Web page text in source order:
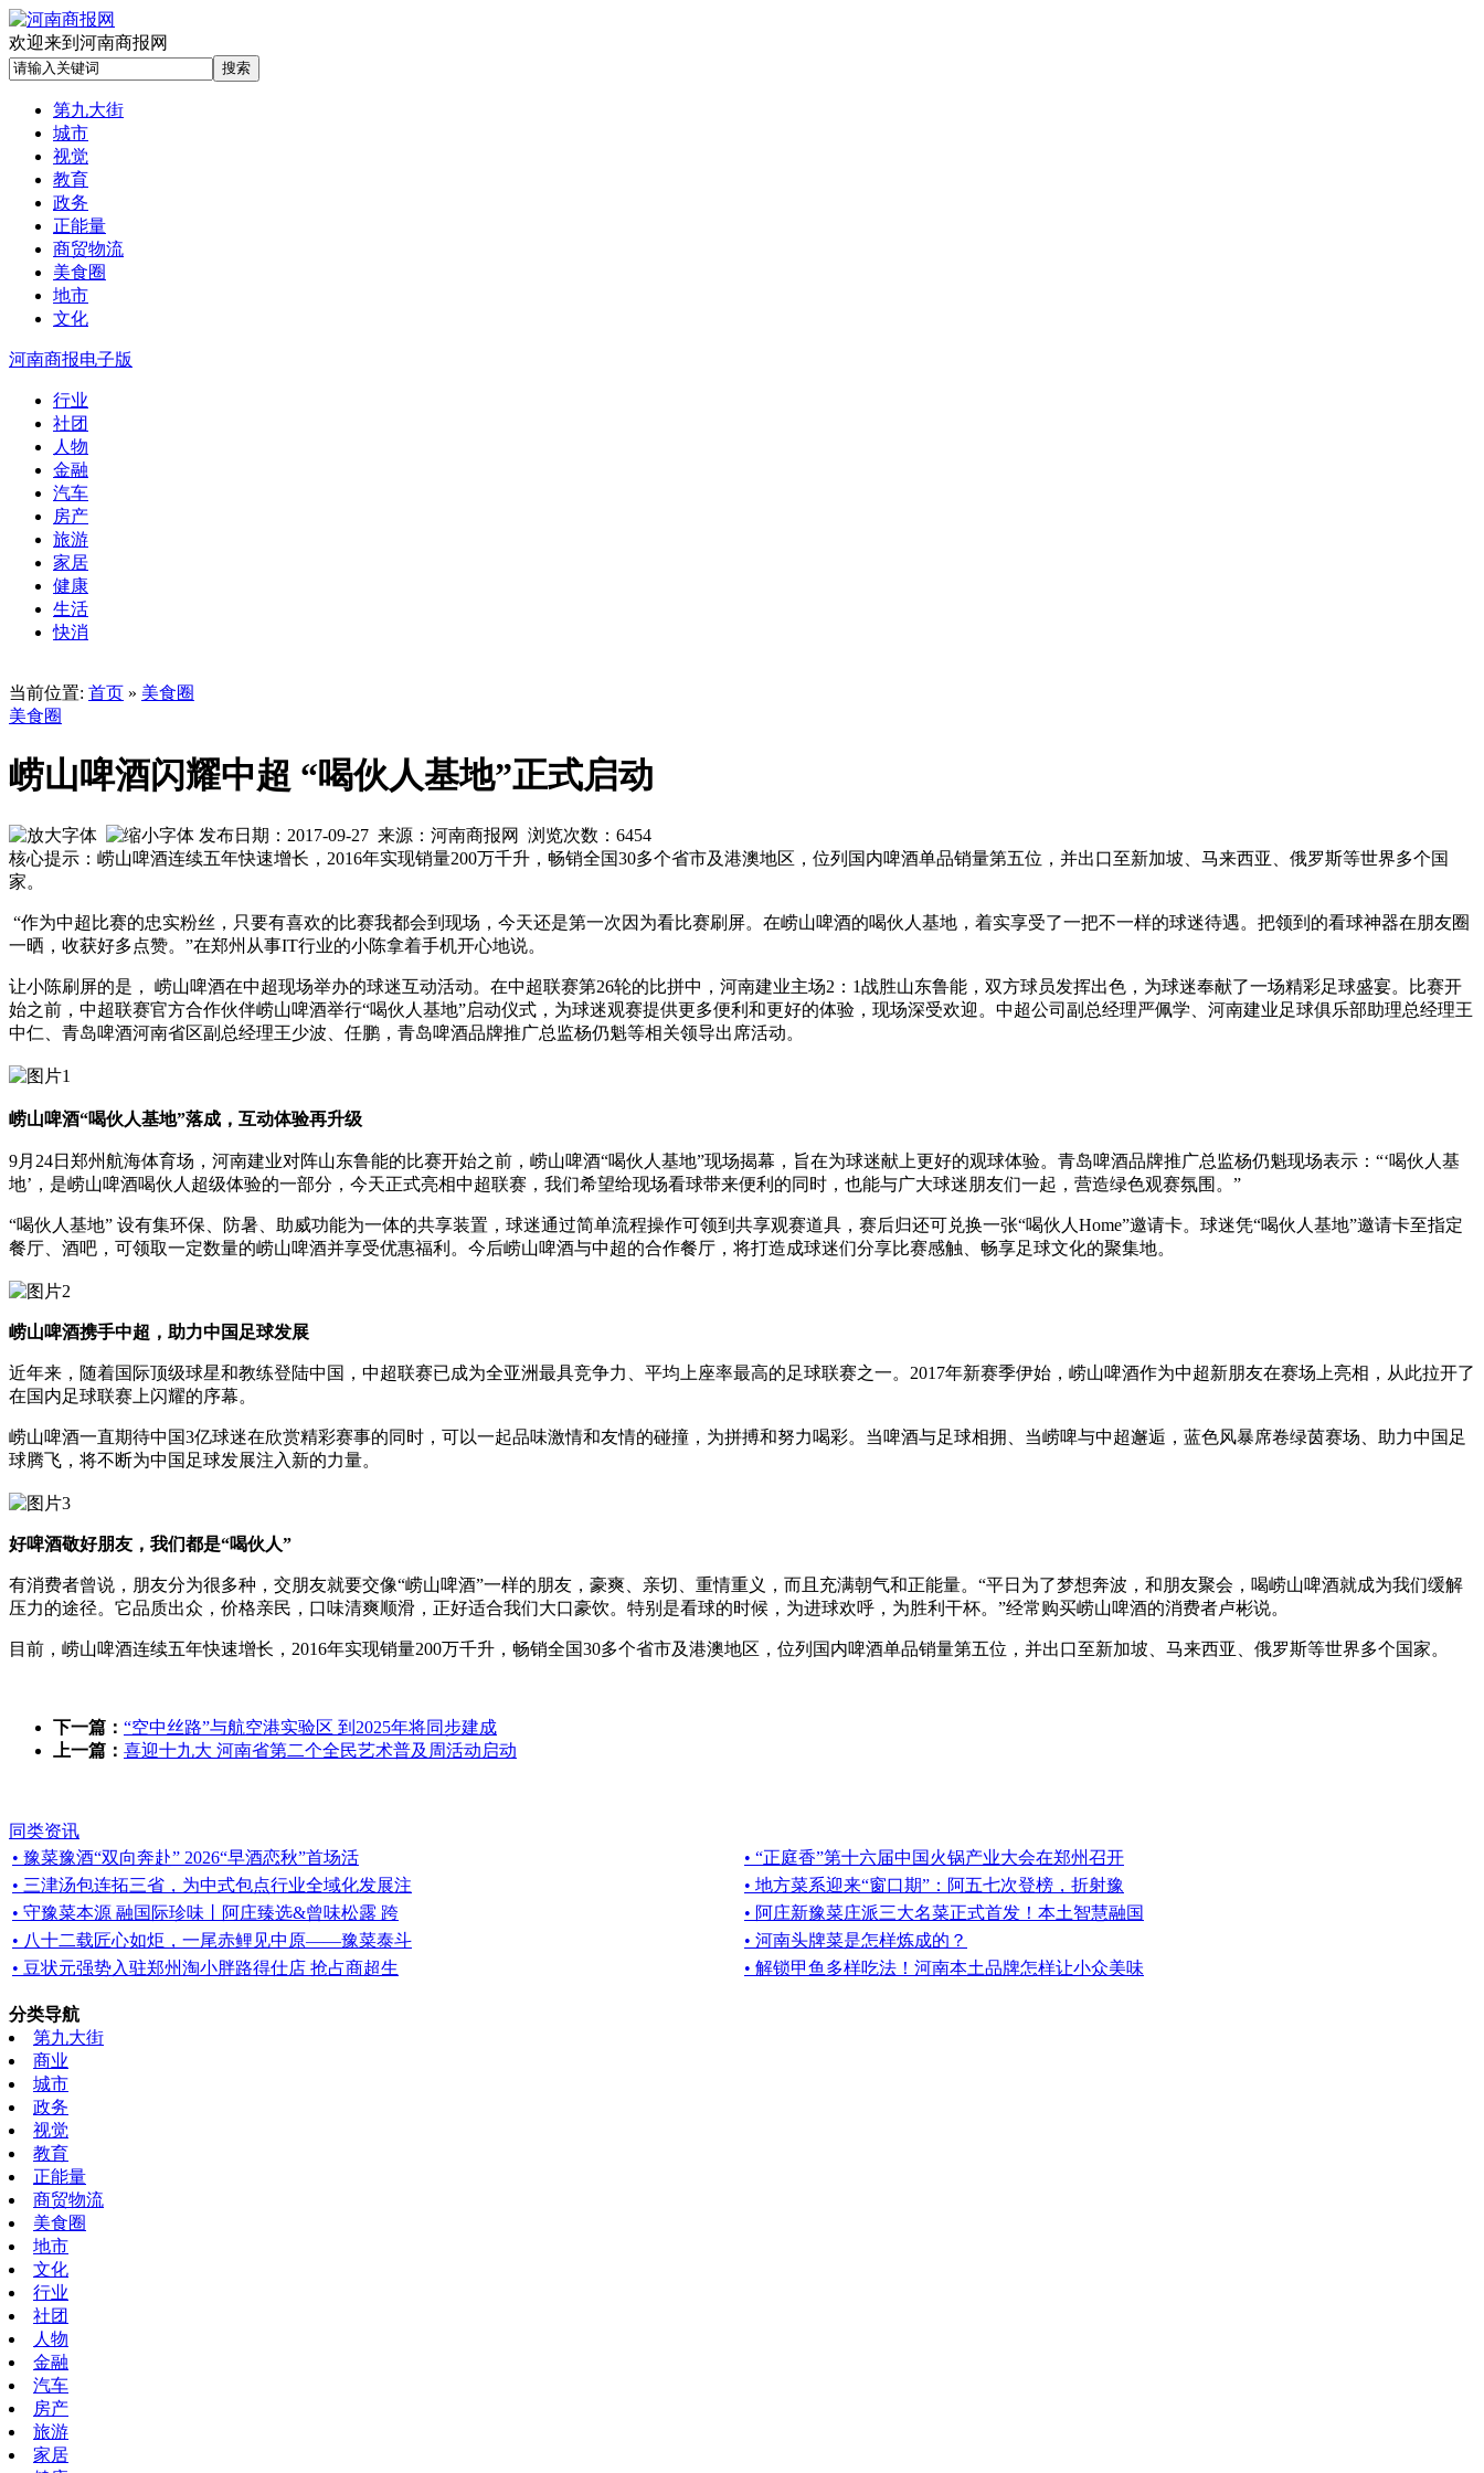
欢迎来到河南商报网
第九大街
城市
视觉
教育
政务
正能量
商贸物流
美食圈
地市
文化
河南商报电子版
行业
社团
人物
金融
汽车
房产
旅游
家居
健康
生活
快消
当前位置: 首页 » 美食圈
美食圈
崂山啤酒闪耀中超 “喝伙人基地”正式启动
发布日期：2017-09-27 来源：河南商报网 浏览次数： 6454
核心提示：崂山啤酒连续五年快速增长，2016年实现销量200万千升，畅销全国30多个省市及港澳地区，位列国内啤酒单品销量第五位，并出口至新加坡、马来西亚、俄罗斯等世界多个国
家。
“作为中超比赛的忠实粉丝，只要有喜欢的比赛我都会到现场，今天还是第一次因为看比赛刷屏。在崂山啤酒的喝伙人基地，着实享受了一把不一样的球迷待遇。把领到的看球神器在朋友圈
一晒，收获好多点赞。”在郑州从事IT行业的小陈拿着手机开心地说。
让小陈刷屏的是， 崂山啤酒在中超现场举办的球迷互动活动。在中超联赛第26轮的比拼中，河南建业主场2：1战胜山东鲁能，双方球员发挥出色，为球迷奉献了一场精彩足球盛宴。比赛开
始之前，中超联赛官方合作伙伴崂山啤酒举行“喝伙人基地”启动仪式，为球迷观赛提供更多便利和更好的体验，现场深受欢迎。中超公司副总经理严佩学、河南建业足球俱乐部助理总经理王
中仁、青岛啤酒河南省区副总经理王少波、任鹏，青岛啤酒品牌推广总监杨仍魁等相关领导出席活动。
崂山啤酒“喝伙人基地”落成，互动体验再升级
9月24日郑州航海体育场，河南建业对阵山东鲁能的比赛开始之前，崂山啤酒“喝伙人基地”现场揭幕，旨在为球迷献上更好的观球体验。青岛啤酒品牌推广总监杨仍魁现场表示：“‘喝伙人基
地’，是崂山啤酒喝伙人超级体验的一部分，今天正式亮相中超联赛，我们希望给现场看球带来便利的同时，也能与广大球迷朋友们一起，营造绿色观赛氛围。”
“喝伙人基地” 设有集环保、防暑、助威功能为一体的共享装置，球迷通过简单流程操作可领到共享观赛道具，赛后归还可兑换一张“喝伙人Home”邀请卡。球迷凭“喝伙人基地”邀请卡至指定
餐厅、酒吧，可领取一定数量的崂山啤酒并享受优惠福利。今后崂山啤酒与中超的合作餐厅，将打造成球迷们分享比赛感触、畅享足球文化的聚集地。
崂山啤酒携手中超 ，助力中国足球发展
近年来，随着国际顶级球星和教练登陆中国，中超联赛已成为全亚洲最具竞争力、平均上座率最高的足球联赛之一。2017年新赛季伊始，崂山啤酒作为中超新朋友在赛场上亮相，从此拉开了
在国内足球联赛上闪耀的序幕。
崂山啤酒一直期待中国3亿球迷在欣赏精彩赛事的同时，可以一起品味激情和友情的碰撞，为拼搏和努力喝彩。当啤酒与足球相拥、当崂啤与中超邂逅，蓝色风暴席卷绿茵赛场、助力中国足
球腾飞，将不断为中国足球发展注入新的力量。
好啤酒敬好朋友，我们都是“喝伙人”
有消费者曾说，朋友分为很多种，交朋友就要交像“崂山啤酒”一样的朋友，豪爽、亲切、重情重义，而且充满朝气和正能量。“平日为了梦想奔波，和朋友聚会，喝崂山啤酒就成为我们缓解
压力的途径。它品质出众，价格亲民，口味清爽顺滑，正好适合我们大口豪饮。特别是看球的时候，为进球欢呼，为胜利干杯。”经常购买崂山啤酒的消费者卢彬说。
目前，崂山啤酒连续五年快速增长，2016年实现销量200万千升，畅销全国30多个省市及港澳地区，位列国内啤酒单品销量第五位，并出口至新加坡、马来西亚、俄罗斯等世界多个国家。
下一篇： “空中丝路”与航空港实验区 到2025年将同步建成
上一篇： 喜迎十九大 河南省第二个全民艺术普及周活动启动
同类资讯
• 豫菜豫酒“双向奔赴” 2026“早酒恋秋”首场活
• “正庭香”第十六届中国火锅产业大会在郑州召开
• 三津汤包连拓三省，为中式包点行业全域化发展注
• 地方菜系迎来“窗口期”：阿五七次登榜，折射豫
• 守豫菜本源 融国际珍味丨阿庄臻选&曾味松露 跨
• 阿庄新豫菜庄派三大名菜正式首发！本土智慧融国
• 八十二载匠心如炬，一尾赤鲤见中原——豫菜泰斗
• 河南头牌菜是怎样炼成的？
• 豆状元强势入驻郑州淘小胖路得仕店 抢占商超生
• 解锁甲鱼多样吃法！河南本土品牌怎样让小众美味
分类导航
第九大街
商业
城市
政务
视觉
教育
正能量
商贸物流
美食圈
地市
文化
行业
社团
人物
金融
汽车
房产
旅游
家居